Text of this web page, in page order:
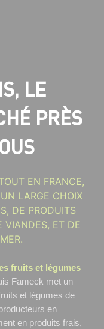
LE
PRÈS
EN FRANCE,
LARGE CHOIX
DE PRODUITS
VIANDES, ET DE
fruits et légumes
Fameck met un
et légumes de
en
en produits frais,